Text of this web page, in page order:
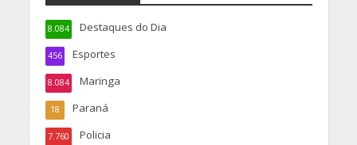
Destaques do Dia
8.084
Esportes
456
Maringa
8.084
Paraná
18
Policia
7.760